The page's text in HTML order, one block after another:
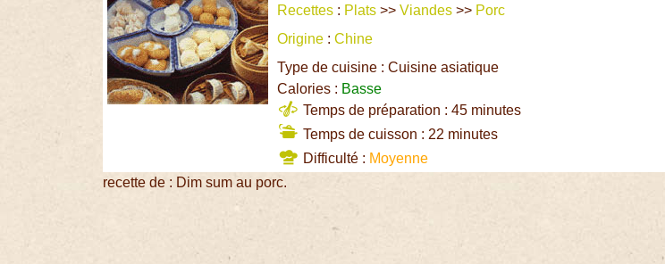
Recettes : Plats >>Viandes >> Porc
Origine :Chine
Type de cuisine : Cuisine asiatique
Calories : Basse
Temps de préparation : 45 minutes
Temps de cuisson : 22 minutes
Difficulté : Moyenne
recette de : Dim sum au porc.